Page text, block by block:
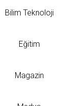
Bilim Teknoloji
Eğitim
Magazin